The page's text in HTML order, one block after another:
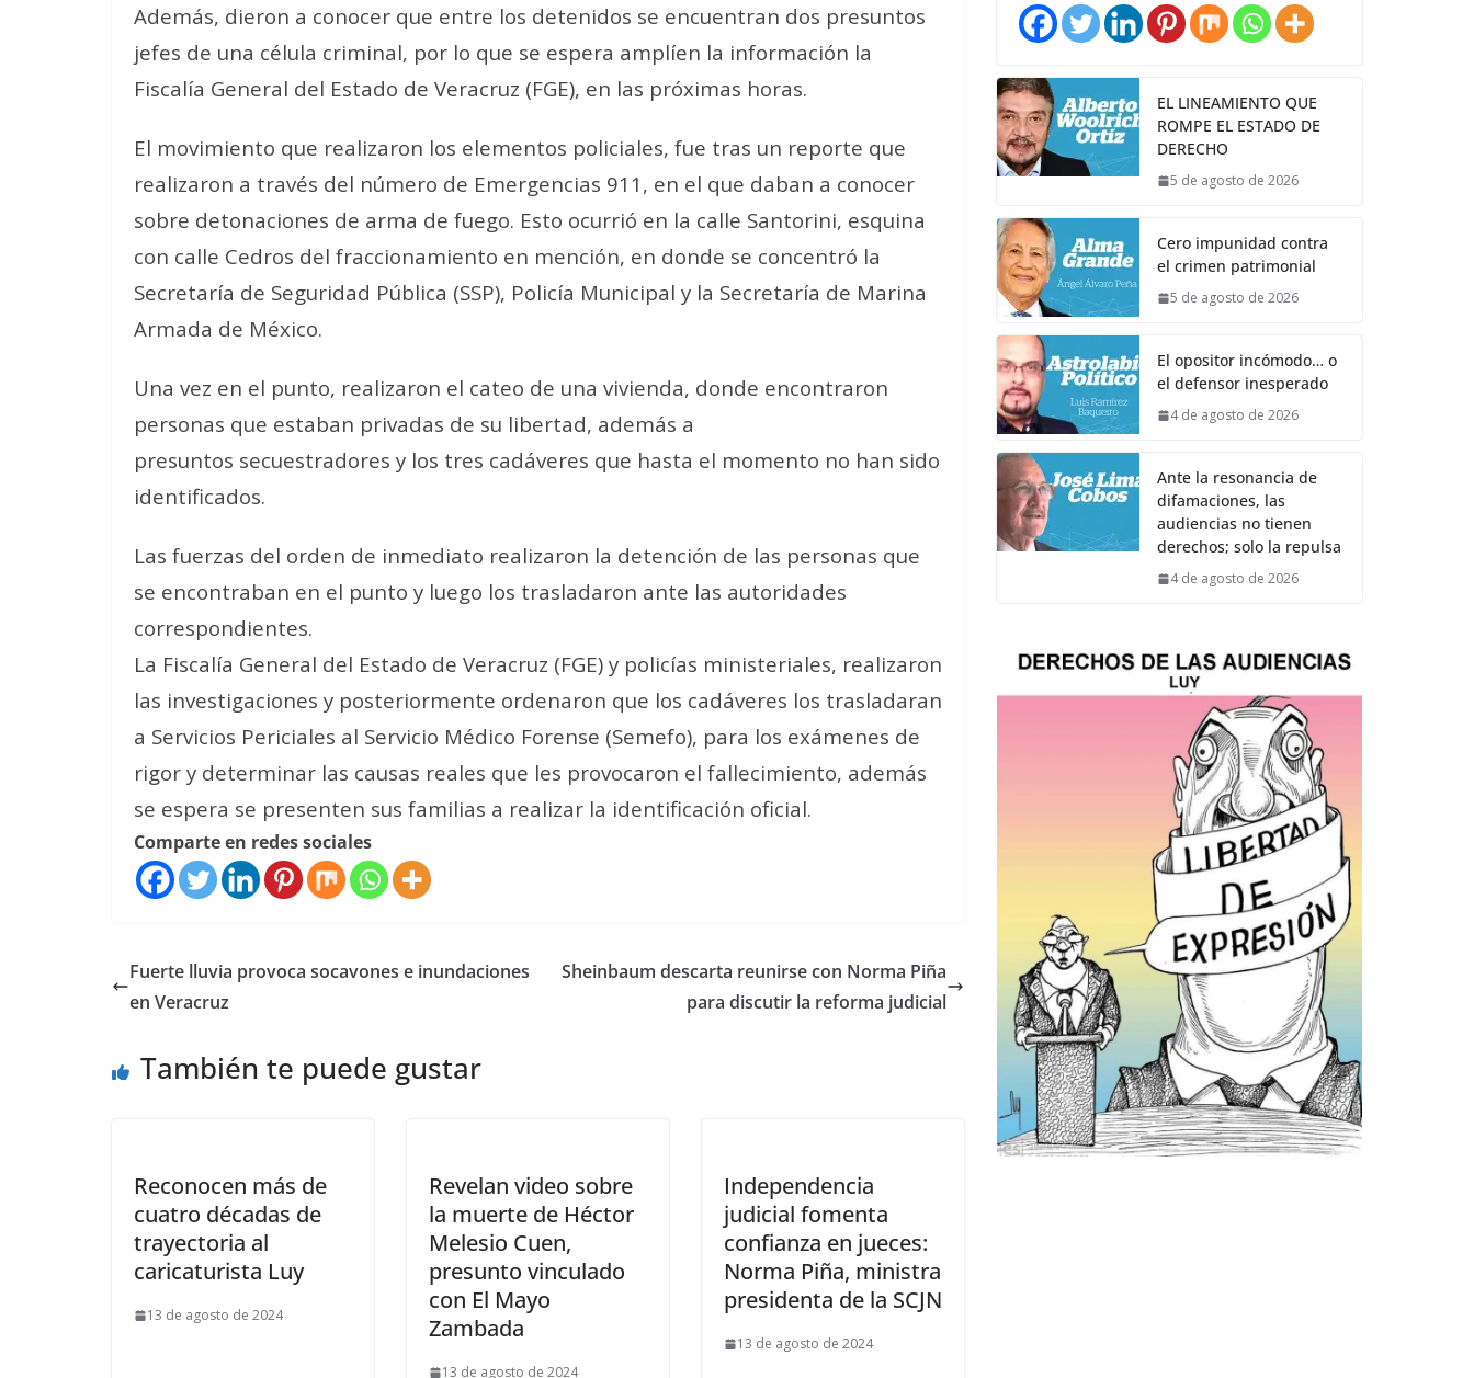
Además, dieron a conocer que entre los detenidos se encuentran dos presuntos
jefes de una célula criminal, por lo que se espera amplíen la información la
Fiscalía General del Estado de Veracruz (FGE), en las próximas horas.
El movimiento que realizaron los elementos policiales, fue tras un reporte que
realizaron a través del número de Emergencias 911, en el que daban a conocer
sobre detonaciones de arma de fuego. Esto ocurrió en la calle Santorini, esquina
con calle Cedros del fraccionamiento en mención, en donde se concentró la
Secretaría de Seguridad Pública (SSP), Policía Municipal y la Secretaría de Marina
Armada de México.
Una vez en el punto, realizaron el cateo de una vivienda, donde encontraron
personas que estaban privadas de su libertad, además a
presuntos secuestradores y los tres cadáveres que hasta el momento no han sido
identificados.
Las fuerzas del orden de inmediato realizaron la detención de las personas que
se encontraban en el punto y luego los trasladaron ante las autoridades
correspondientes.
La Fiscalía General del Estado de Veracruz (FGE) y policías ministeriales, realizaron
las investigaciones y posteriormente ordenaron que los cadáveres los trasladaran
a Servicios Periciales al Servicio Médico Forense (Semefo), para los exámenes de
rigor y determinar las causas reales que les provocaron el fallecimiento, además
se espera se presenten sus familias a realizar la identificación oficial.
Comparte en redes sociales
Fuerte lluvia provoca socavones e inundaciones
en Veracruz
Sheinbaum descarta reunirse con Norma Piña
para discutir la reforma judicial
También te puede gustar
Reconocen más de
cuatro décadas de
trayectoria al
caricaturista Luy
13 de agosto de 2024
Revelan video sobre
la muerte de Héctor
Melesio Cuen,
presunto vinculado
con El Mayo
Zambada
13 de agosto de 2024
Independencia
judicial fomenta
confianza en jueces:
Norma Piña, ministra
presidenta de la SCJN
13 de agosto de 2024
EL LINEAMIENTO QUE
ROMPE EL ESTADO DE
DERECHO
5 de agosto de 2026
Cero impunidad contra
el crimen patrimonial
5 de agosto de 2026
El opositor incómodo… o
el defensor inesperado
4 de agosto de 2026
Ante la resonancia de
difamaciones, las
audiencias no tienen
derechos; solo la repulsa
4 de agosto de 2026